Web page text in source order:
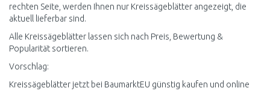
rechten Seite, werden Ihnen nur Kreissägeblätter angezeigt, die
aktuell lieferbar sind.
Alle Kreissägeblätter lassen sich nach Preis, Bewertung &
Popularität sortieren.
Vorschlag:
Kreissägeblätter jetzt bei BaumarktEU günstig kaufen und online